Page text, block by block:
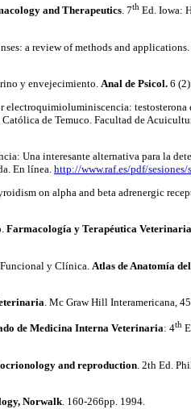
and Therapeutics. 7th Ed. Iowa:
a review of methods and applications.
y envejecimiento. Anal de Psicol. 6
electroquimioluminiscencia: testosterona
de Temuco. Facultad de
Una interesante alternativa para la
En línea. http://www.raf.es/pdf/sesiones/
on alpha and beta adrenergic
Farmacología y Terapéutica Veterinaria
y Clínica. Atlas de Anatomía
. Mc Graw Hill Interamericana,
de Medicina Interna Veterinaria: 4th
and reproduction . 2th Ed.
Norwalk . 160-266pp. 1994.